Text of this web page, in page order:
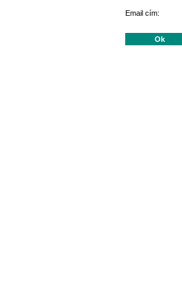
Email cím: